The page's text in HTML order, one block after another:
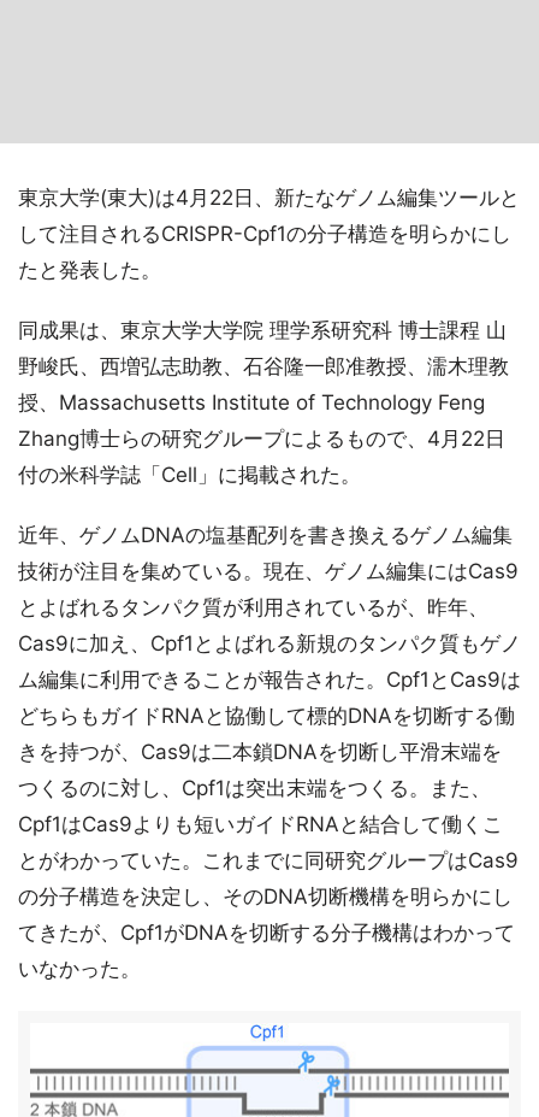
東京大学(東大)は4月22日、新たなゲノム編集ツールと
して注目されるCRISPR-Cpf1の分子構造を明らかにし
たと発表した。
同成果は、東京大学大学院 理学系研究科 博士課程 山
野峻氏、西増弘志助教、石谷隆一郎准教授、濡木理教
授、Massachusetts Institute of Technology Feng
Zhang博士らの研究グループによるもので、4月22日
付の米科学誌「Cell」に掲載された。
近年、ゲノムDNAの塩基配列を書き換えるゲノム編集
技術が注目を集めている。現在、ゲノム編集にはCas9
とよばれるタンパク質が利用されているが、昨年、
Cas9に加え、Cpf1とよばれる新規のタンパク質もゲノ
ム編集に利用できることが報告された。Cpf1とCas9は
どちらもガイドRNAと協働して標的DNAを切断する働
きを持つが、Cas9は二本鎖DNAを切断し平滑末端を
つくるのに対し、Cpf1は突出末端をつくる。また、
Cpf1はCas9よりも短いガイドRNAと結合して働くこ
とがわかっていた。これまでに同研究グループはCas9
の分子構造を決定し、そのDNA切断機構を明らかにし
てきたが、Cpf1がDNAを切断する分子機構はわかって
いなかった。